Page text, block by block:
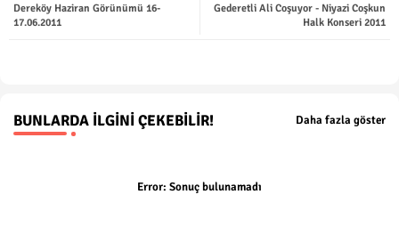
tsap
Gederetli Ali Coşuyor - Niyazi Coşkun
Halk Konseri 2011
Dereköy Haziran Görünümü 16-
17.06.2011
BUNLARDA İLGINI ÇEKEBILIR! Daha fazla göster
Error: Sonuç bulunamadı